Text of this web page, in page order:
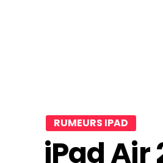
RUMEURS IPAD
iPad Air